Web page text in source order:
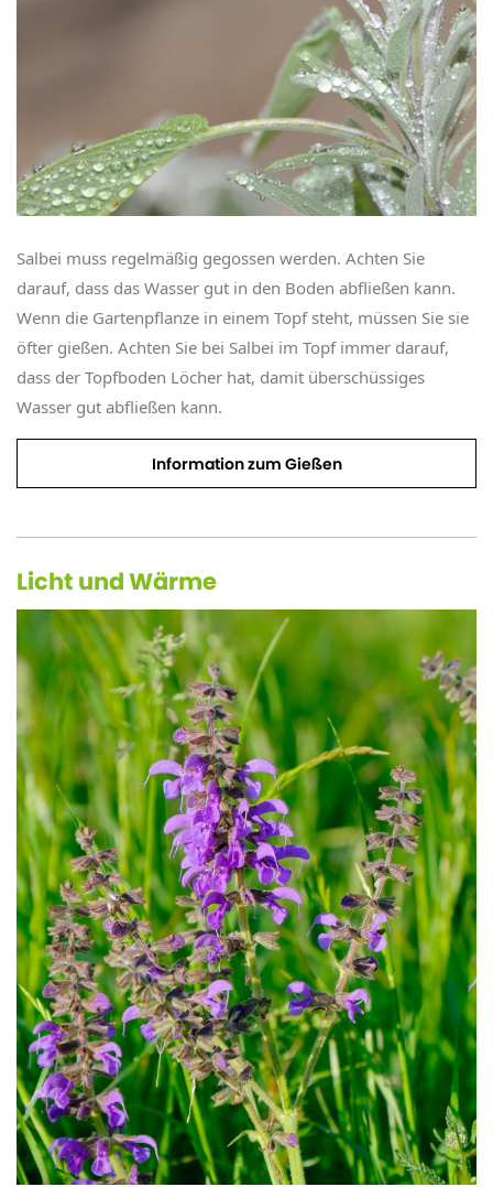
Salbei muss regelmäßig gegossen werden. Achten Sie
darauf, dass das Wasser gut in den Boden abfließen kann.
Wenn die Gartenpflanze in einem Topf steht, müssen Sie sie
öfter gießen. Achten Sie bei Salbei im Topf immer darauf,
dass der Topfboden Löcher hat, damit überschüssiges
Wasser gut abfließen kann.
Information zum Gießen
Licht und Wärme